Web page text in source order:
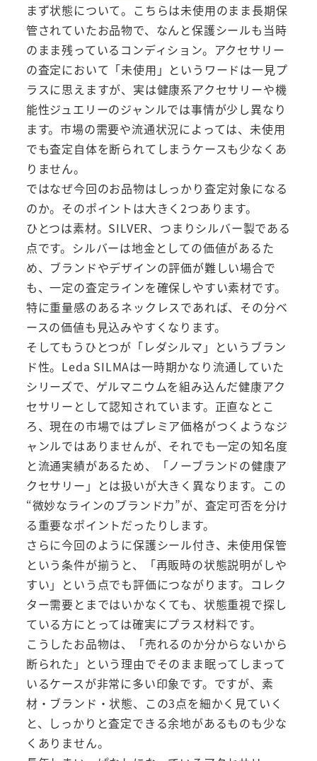
まず状態について。こちらは未使用のまま長期保
管されていたお品物で、なんと保護シールも当時
のまま残っているコンディション。アクセサリー
の査定において「未使用」というワードは一見プ
ラスに思えますが、実は健康系アクセサリーや機
能性ジュエリーのジャンルでは事情が少し異なり
ます。市場の需要や流通状況によっては、未使用
でも査定自体を断られてしまうケースも少なくあ
りません。
ではなぜ今回のお品物はしっかり査定対象になる
のか。そのポイントは大きく2つあります。
ひとつは素材。SILVER、つまりシルバー製である
点です。シルバーは地金としての価値があるた
め、ブランドやデザインの評価が難しい場合で
も、一定の査定ラインを確保しやすい素材です。
特に重量感のあるネックレスであれば、その分ベ
ースの価値も見込みやすくなります。
そしてもうひとつが「レダシルマ」というブラン
ド性。Leda SILMAは一時期かなり流通していた
シリーズで、ゲルマニウムを組み込んだ健康アク
セサリーとして認知されています。正直なとこ
ろ、現在の市場ではプレミア価格がつくようなジ
ャンルではありませんが、それでも一定の知名度
と流通実績があるため、「ノーブランドの健康ア
クセサリー」とは扱いが大きく異なります。この
“微妙なラインのブランド力”が、査定可否を分け
る重要なポイントだったりします。
さらに今回のように保護シール付き、未使用保管
という条件が揃うと、「再販時の状態説明がしや
すい」という点でも評価につながります。コレク
ター需要とまではいかなくても、状態重視で探し
ている方にとっては確実にプラス材料です。
こうしたお品物は、「売れるのか分からないから
断られた」という理由でそのまま眠ってしまって
いるケースが非常に多い印象です。ですが、素
材・ブランド・状態、この3点を細かく見ていく
と、しっかりと査定できる余地があるものも少な
くありません。